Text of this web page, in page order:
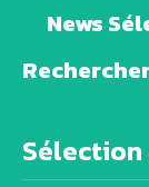
News
Sélection